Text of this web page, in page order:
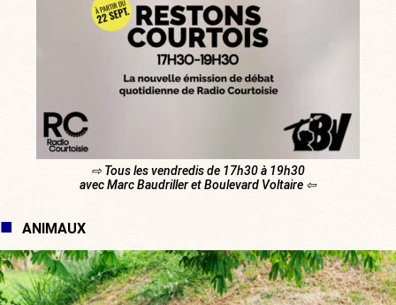
⇨ Tous les vendredis de 17h30 à 19h30
avec Marc Baudriller et Boulevard Voltaire ⇦
ANIMAUX